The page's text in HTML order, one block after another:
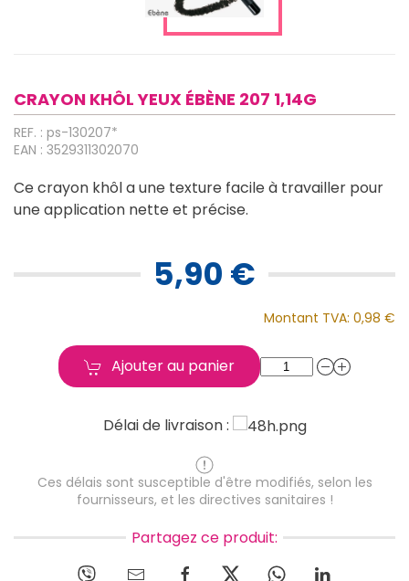
CRAYON KHÔL YEUX ÉBÈNE 207 1,14G
REF. : ps-130207*
EAN : 3529311302070
Ce crayon khôl a une texture facile à travailler pour
une application nette et précise.
5,90 €
Montant TVA: 0,98 €
Ajouter au panier
Délai de livraison :
Ces délais sont susceptible d'être modifiés, selon les
fournisseurs, et les directives sanitaires !
Partagez ce produit: